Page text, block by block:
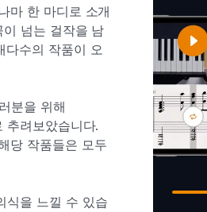
마 한 마디로 소개
넘는 걸작을 남
다수의 작품이 오
분을 위해
려보았습니다.
당 작품들은 모두
식을 느낄 수 있습